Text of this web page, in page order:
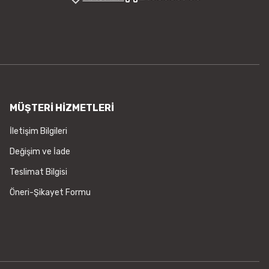
MÜŞTERİ HİZMETLERİ
İletişim Bilgileri
Değişim ve İade
Teslimat Bilgisi
Öneri-Şikayet Formu